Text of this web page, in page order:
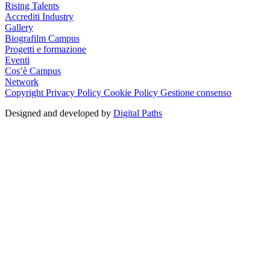
Rising Talents
Accrediti Industry
Gallery
Biografilm Campus
Progetti e formazione
Eventi
Cos’è Campus
Network
CopyrightPrivacy Policy Cookie Policy Gestione consenso
Designed and developed by Digital Paths